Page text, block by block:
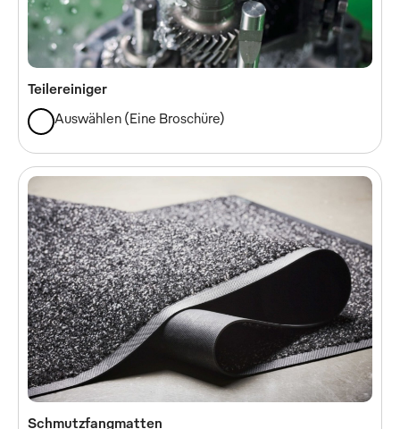
Teilereiniger
Auswählen (Eine Broschüre)
Schmutzfangmatten